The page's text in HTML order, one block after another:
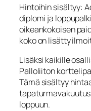
Hintoihin sisältyy:
diplomi ja
oikeankokoisen
koko on lisätty
Lisäksi kaikille
Palloliiton
Tämä sisältyy
loppuun.